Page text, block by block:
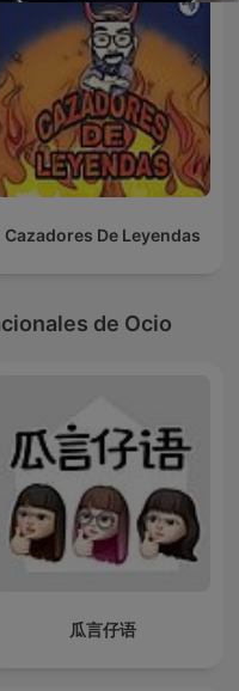
Cazadores De Leyendas
de Ocio
瓜言仔语